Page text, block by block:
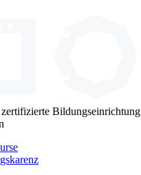
Bildungseinrichtung